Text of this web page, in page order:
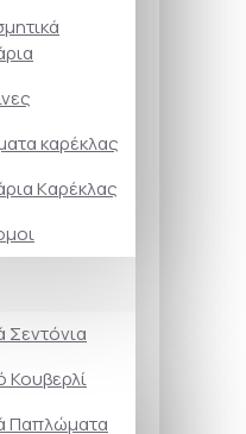
καρέκλας
Kαρέκλας
Σεντόνια
Κουβερλί
Παπλώματα